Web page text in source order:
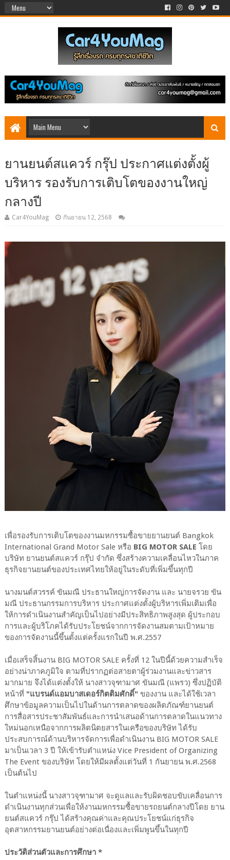
ยานยนต์สแควร์ กรุ๊ป ประกาศแต่งตั้งผู้
บริหาร รองรับการเติบโตของงานใหญ่
กลางปี
Car4YouMag กันยายน 12, 2568
เพื่อรองรับการเติบโตของงานมหกรรมซื้อขายยานยนต์ Bangkok
International Grand Motor Sale หรือ BIG MOTOR SALE โดย
บริษัท ยานยนต์สแควร์ กรุ๊ป จำกัด ซึ่งสร้างความเคลื่อนไหวในภาค
ธุรกิจยานยนต์ของประเทศไทยให้อยู่ในระดับที่เพิ่มขึ้นทุกปี
นางมนต์สวรรค์ ขันมณี ประธานใหญ่การจัดงาน และ นายจรวย ขัน
มณี ประธานกรรมการบริหาร ประกาศแต่งตั้งผู้บริหารเพิ่มเติมเพื่อ
ให้การดำเนินงานสำคัญเป็นไปอย่างมีประสิทธิภาพสูงสุด ผู้ประกอบ
การและผู้บริโภคได้รับประโยชน์จากการจัดงานสมตามเป้าหมาย
ของการจัดงานนี้ขึ้นตั้งแต่ครั้งแรกในปี พ.ศ.2557
เมื่อเสร็จสิ้นงาน BIG MOTOR SALE ครั้งที่ 12 ในปีนี้ด้วยความสำเร็จ
อย่างน่าภาคภูมิใจ ตามที่ปรากฏต่อสายตาผู้ร่วมงานและข่าวสาร
มากมาย จึงได้แต่งตั้งให้ นางสาวจุฑามาศ ขันมณี (แพรว) ซึ่งปฏิบัติ
หน้าที่ "แบรนด์แอมบาสเดอร์กิตติมศักดิ์" ของงาน และได้ใช้เวลา
ศึกษาข้อมูลความเป็นไปในด้านการตลาดของผลิตภัณฑ์ยานยนต์
การสื่อสารประชาสัมพันธ์และการนำเสนอด้านการตลาดในแนวทาง
ใหม่นอกเหนือจากการผลิตนิตยสารในเครือของบริษัท ได้รับ
ประสบการณ์ด้านบริหารจัดการเพื่อดำเนินงาน BIG MOTOR SALE
มาเป็นเวลา 3 ปี ให้เข้ารับตำแหน่ง Vice President of Organizing
The Event ของบริษัท โดยให้มีผลตั้งแต่วันที่ 1 กันยายน พ.ศ.2568
เป็นต้นไป
ในตำแหน่งนี้ นางสาวจุฑามาศ จะดูแลและรับผิดชอบขับเคลื่อนการ
ดำเนินงานทุกส่วนเพื่อให้งานมหกรรมซื้อขายรถยนต์กลางปีโดย ยาน
ยนต์สแควร์ กรุ๊ป ได้สร้างคุณค่าและคุณประโยชน์แก่ธุรกิจ
อุตสาหกรรมยานยนต์อย่างต่อเนื่องและเพิ่มพูนขึ้นในทุกปี
ประวัติส่วนตัวและการศึกษา *